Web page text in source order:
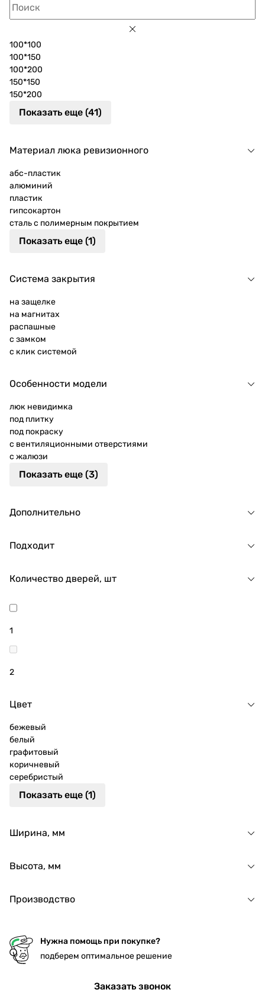
100*100
100*150
100*200
150*150
150*200
Показать еще (41)
Материал люка ревизионного
абс-пластик
алюминий
пластик
гипсокартон
сталь с полимерным покрытием
Показать еще (1)
Система закрытия
на защелке
на магнитах
распашные
с замком
с клик системой
Особенности модели
люк невидимка
под плитку
под покраску
с вентиляционными отверстиями
с жалюзи
Показать еще (3)
Дополнительно
Подходит
Количество дверей, шт
1
2
Цвет
бежевый
белый
графитовый
коричневый
серебристый
Показать еще (1)
Ширина, мм
Высота, мм
Производство
Нужна помощь при покупке?
подберем оптимальное решение
Заказать звонок